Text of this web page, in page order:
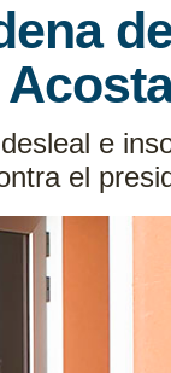
e
el